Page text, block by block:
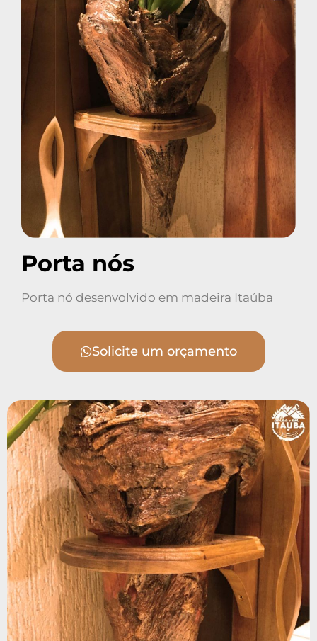
Porta nós
Porta nó desenvolvido em madeira Itaúba
Solicite um orçamento